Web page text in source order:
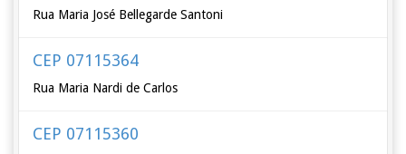
Rua Maria José Bellegarde Santoni
CEP 07115364
Rua Maria Nardi de Carlos
CEP 07115360